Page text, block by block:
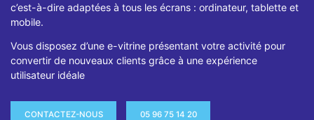
c’est-à-dire adaptées à tous les écrans : ordinateur, tablette et
mobile.
Vous disposez d’une e-vitrine présentant votre activité pour
convertir de nouveaux clients grâce à une expérience
utilisateur idéale
CONTACTEZ-NOUS 05 96 75 14 20